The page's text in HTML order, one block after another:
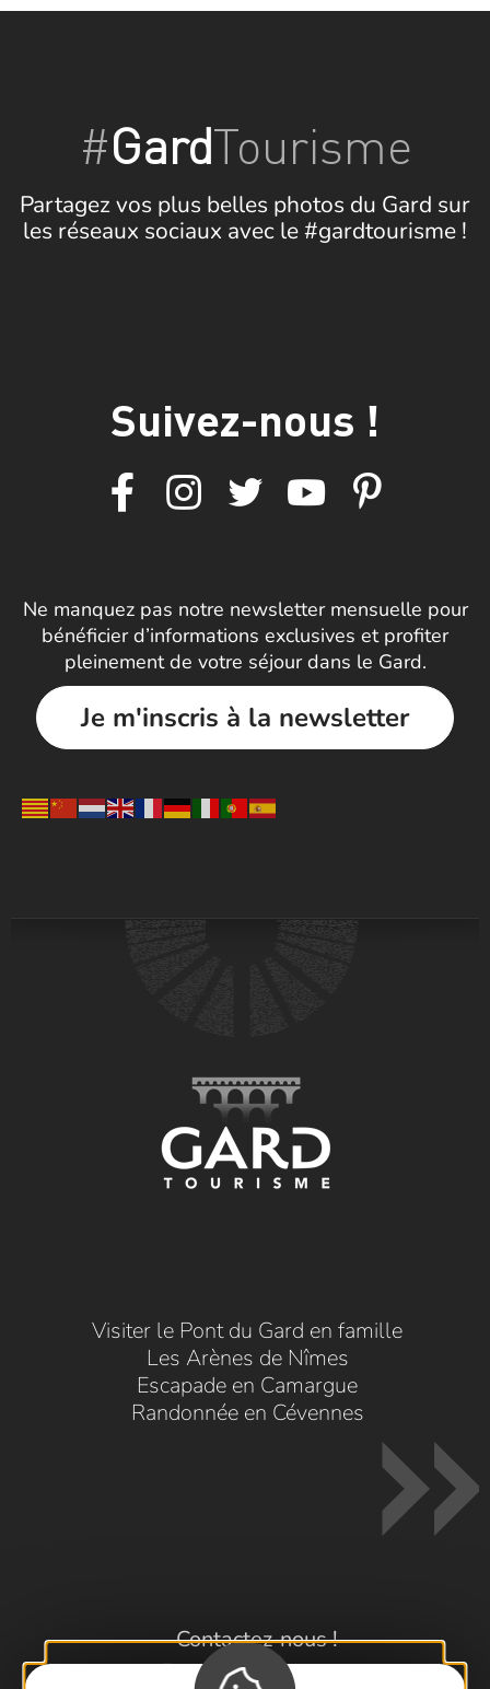
#GardTourisme
Partagez vos plus belles photos du Gard sur
les réseaux sociaux avec le #gardtourisme !
Suivez-nous !
Ne manquez pas notre newsletter mensuelle pour
bénéficier d’informations exclusives et profiter
pleinement de votre séjour dans le Gard.
Je m'inscris à la newsletter
Visiter le Pont du Gard en famille
Les Arènes de Nîmes
Escapade en Camargue
Randonnée en Cévennes
Contactez-nous !
Foire aux questions